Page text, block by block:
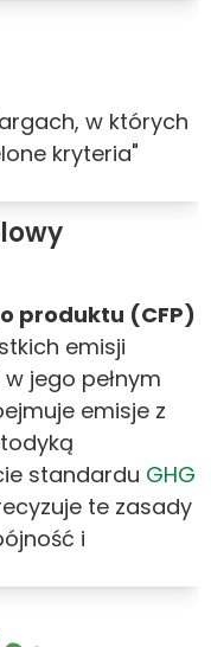
w których
kryteria"
produktu (CFP)
emisji
jego pełnym
emisje z
standardu GHG
te zasady
i